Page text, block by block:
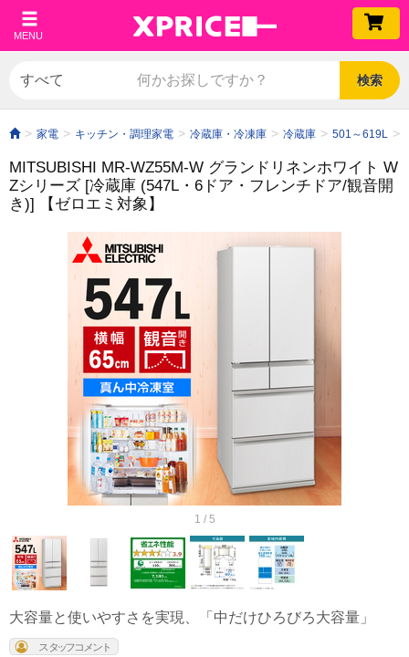
MENU
検索
家電 キッチン・調理家電 冷蔵庫・冷凍庫 冷蔵庫 501～619L
MITSUBISHI MR-WZ55M-W グランドリネンホワイト W
Zシリーズ [冷蔵庫 (547L・6ドア・フレンチドア/観音開
き)]
【ゼロエミ対象】
1 / 5
大容量と使いやすさを実現、「中だけひろびろ大容量」